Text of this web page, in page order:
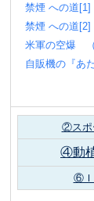
禁煙 への道[1]
禁煙 への道[2]
米軍の空爆 （
自販機の『あた
②スポ
④動
⑥Ｉ